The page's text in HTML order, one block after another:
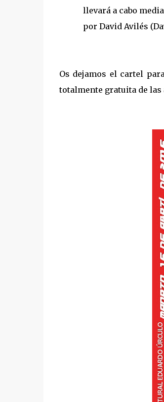
llevará a cabo
por David Avilés
Os dejamos el cartel
totalmente gratuita de